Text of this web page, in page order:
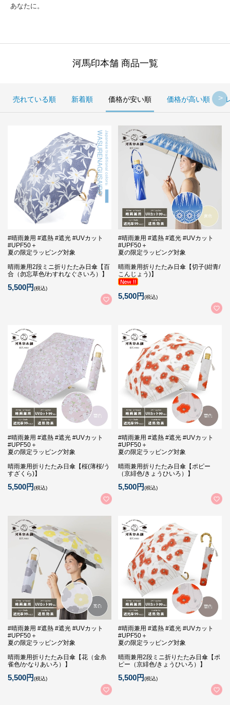
あなたに。
河馬印本舗 商品一覧
売れている順 新着順 価格が安い順 価格が高い順
#晴雨兼用 #遮熱 #遮光 #UVカット
#UPF50＋
夏の限定ラッピング対象
晴雨兼用2段ミニ折りたたみ日傘【百
合（勿忘草色/わすれなぐさいろ）】
5,500円(税込)
#晴雨兼用 #遮熱 #遮光 #UVカット
#UPF50＋
夏の限定ラッピング対象
晴雨兼用折りたたみ日傘【切子(紺青/
こんじょう)】
5,500円(税込)
#晴雨兼用 #遮熱 #遮光 #UVカット
#UPF50＋
夏の限定ラッピング対象
晴雨兼用折りたたみ日傘【桜(薄桜/う
すざくら)】
5,500円(税込)
#晴雨兼用 #遮熱 #遮光 #UVカット
#UPF50＋
夏の限定ラッピング対象
晴雨兼用折りたたみ日傘【ポピー
（京緋色/きょうひいろ）】
5,500円(税込)
#晴雨兼用 #遮熱 #遮光 #UVカット
#UPF50＋
夏の限定ラッピング対象
晴雨兼用折りたたみ日傘【花（金糸
雀色/かなりあいろ）】
5,500円(税込)
#晴雨兼用 #遮熱 #遮光 #UVカット
#UPF50＋
夏の限定ラッピング対象
晴雨兼用2段ミニ折りたたみ日傘【ポ
ピー（京緋色/きょうひいろ）】
5,500円(税込)